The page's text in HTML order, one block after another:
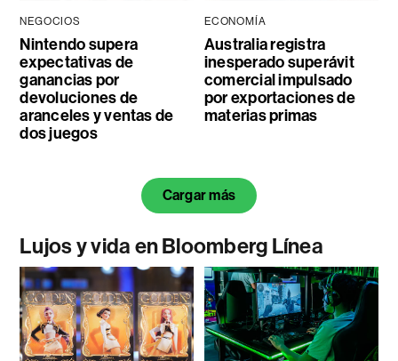
NEGOCIOS
Nintendo supera
expectativas de
ganancias por
devoluciones de
aranceles y ventas de
dos juegos
ECONOMÍA
Australia registra
inesperado superávit
comercial impulsado
por exportaciones de
materias primas
Cargar más
Lujos y vida en Bloomberg Línea